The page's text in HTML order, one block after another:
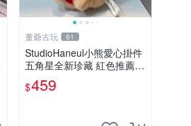
董爺古玩 61
StudioHaneul小熊愛心掛件
五角星全新珍藏 紅色推薦收
藏 玩具掛飾 掛件 新品
$459